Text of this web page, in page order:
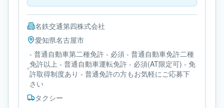
名鉄交通第四株式会社
愛知県名古屋市
- 普通自動車第二種免許 - 必須 - 普通自動車免許二種
免許以上 - 普通自動車運転免許 - 必須(AT限定可) - 免
許取得制度あり - 普通免許の方もお気軽にご応募下
さい
タクシー